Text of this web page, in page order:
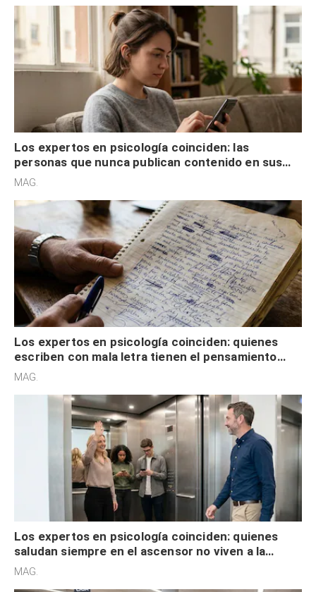
Los expertos en psicología coinciden: las
personas que nunca publican contenido en sus
redes sociales no pretenden buscar validación
Los expertos en psicología coinciden: quienes
escriben con mala letra tienen el pensamiento
acelerado y no lo hacen por desinterés
Los expertos en psicología coinciden: quienes
saludan siempre en el ascensor no viven a la
defensiva y tienen apertura social